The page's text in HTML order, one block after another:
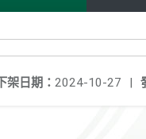
架日期： 2024-10-27 |